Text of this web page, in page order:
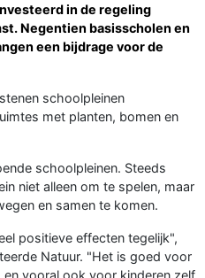
in de regeling
Negentien basisscholen en
een bijdrage voor de
schoolpleinen
met planten, bomen en
schoolpleinen. Steeds
niet alleen om te spelen, maar
en samen te komen.
positieve effecten tegelijk",
Natuur. "Het is goed voor
vooral ook voor kinderen zelf.